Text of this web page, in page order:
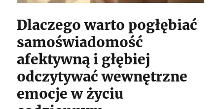
Dlaczego warto pogłębiać
samoświadomość
afektywną i głębiej
odczytywać wewnętrzne
emocje w życiu